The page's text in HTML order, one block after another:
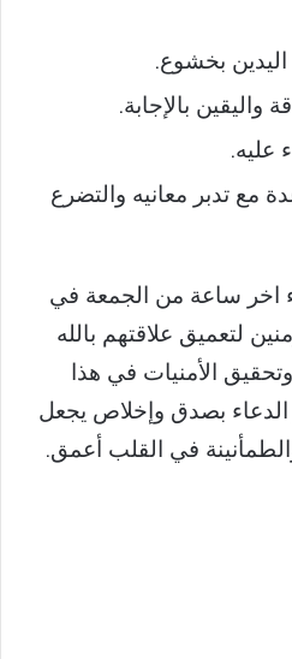
اليدين بخشوع.
واليقين بالإجابة.
عليه.
مع تدبر معانيه والتضرع
اخر ساعة من الجمعة في
لتعميق علاقتهم بالله
الأمنيات في هذا
الدعاء بصدق وإخلاص يجعل
في القلب أعمق.